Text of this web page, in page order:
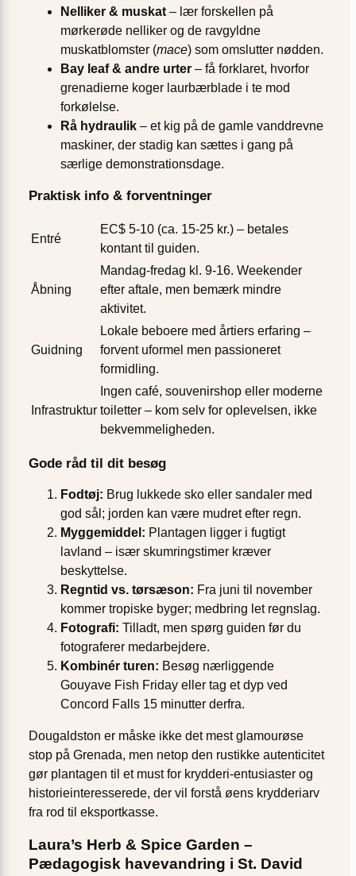
Nelliker & muskat – lær forskellen på
mørkerøde nelliker og de ravgyldne
muskatblomster (mace) som omslutter nødden.
Bay leaf & andre urter – få forklaret, hvorfor
grenadierne koger laurbærblade i te mod
forkølelse.
Rå hydraulik – et kig på de gamle vanddrevne
maskiner, der stadig kan sættes i gang på
særlige demonstrationsdage.
Praktisk info & forventninger
Entré
EC$ 5-10 (ca. 15-25 kr.) – betales
kontant til guiden.
Åbning
Mandag-fredag kl. 9-16. Weekender
efter aftale, men bemærk mindre
aktivitet.
Guidning
Lokale beboere med årtiers erfaring –
forvent uformel men passioneret
formidling.
Infrastruktur
Ingen café, souvenirshop eller moderne
toiletter – kom selv for oplevelsen, ikke
bekvemmeligheden.
Gode råd til dit besøg
Fodtøj: Brug lukkede sko eller sandaler med
god sål; jorden kan være mudret efter regn.
Myggemiddel: Plantagen ligger i fugtigt
lavland – især skumringstimer kræver
beskyttelse.
Regntid vs. tørsæson: Fra juni til november
kommer tropiske byger; medbring let regnslag.
Fotografi: Tilladt, men spørg guiden før du
fotograferer medarbejdere.
Kombinér turen: Besøg nærliggende
Gouyave Fish Friday eller tag et dyp ved
Concord Falls 15 minutter derfra.
Dougaldston er måske ikke det mest glamourøse
stop på Grenada, men netop den rustikke autenticitet
gør plantagen til et must for krydderi-entusiaster og
historieinteresserede, der vil forstå øens krydderiarv
fra rod til eksportkasse.
Laura’s Herb & Spice Garden –
Pædagogisk havevandring i St. David